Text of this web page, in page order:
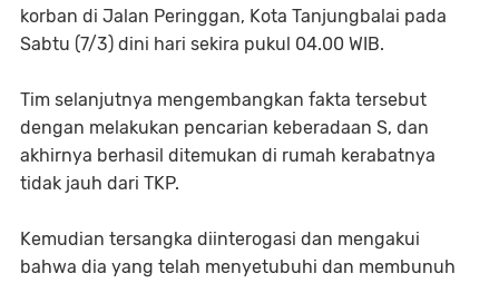
korban di Jalan Peringgan, Kota Tanjungbalai pada
Sabtu (7/3) dini hari sekira pukul 04.00 WIB.
Tim selanjutnya mengembangkan fakta tersebut
dengan melakukan pencarian keberadaan S, dan
akhirnya berhasil ditemukan di rumah kerabatnya
tidak jauh dari TKP.
Kemudian tersangka diinterogasi dan mengakui
bahwa dia yang telah menyetubuhi dan membunuh